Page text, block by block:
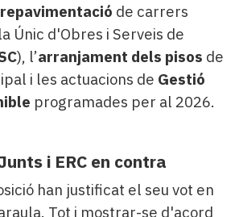
repavimentació de carrers
Únic d'Obres i Serveis de
), l’arranjament dels pisos de
i les actuacions de Gestió
programades per al 2026.
i ERC en contra
han justificat el seu vot en
Tot i mostrar-se d'acord